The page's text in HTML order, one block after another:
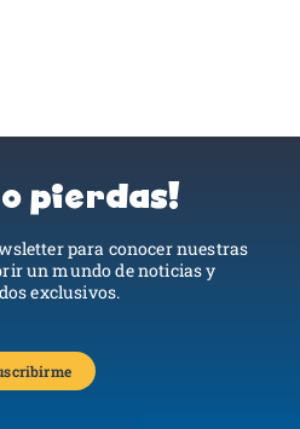
pierdas!
para conocer nuestras
un mundo de noticias y
exclusivos.